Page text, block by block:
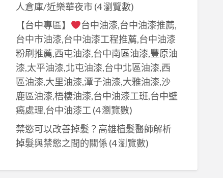
人倉庫/近樂華夜市(4 瀏覽數)
【台中專區】
台中油漆,台中油漆推薦,
台中市油漆,台中油漆工程推薦,台中油漆
粉刷推薦,西屯油漆,台中南區油漆,豐原油
漆,太平油漆,北屯油漆,台中北區油漆,西
區油漆,大里油漆,潭子油漆,大雅油漆,沙
鹿區油漆,梧棲油漆,台中油漆工班,台中壁
癌處理,台中油漆工 (4 瀏覽數)
禁慾可以改善掉髮？高雄植髮醫師解析
掉髮與禁慾之間的關係 (4 瀏覽數)